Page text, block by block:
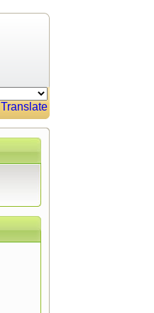
Translate